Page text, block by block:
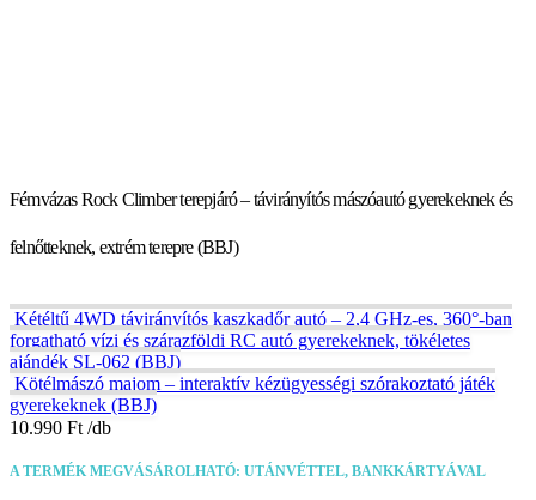
Fémvázas Rock Climber terepjáró – távirányítós mászóautó gyerekeknek és
felnőtteknek, extrém terepre (BBJ)
Kétéltű 4WD távirányítós kaszkadőr autó – 2,4 GHz-es, 360°-ban
forgatható vízi és szárazföldi RC autó gyerekeknek, tökéletes
ajándék SL-062 (BBJ)
Kötélmászó majom – interaktív kézügyességi szórakoztató játék
gyerekeknek (BBJ)
10.990 Ft
A TERMÉK MEGVÁSÁROLHATÓ: UTÁNVÉTTEL, BANKKÁRTYÁVAL